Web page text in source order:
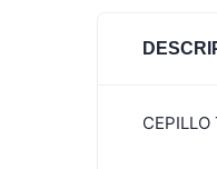
CEPILLO